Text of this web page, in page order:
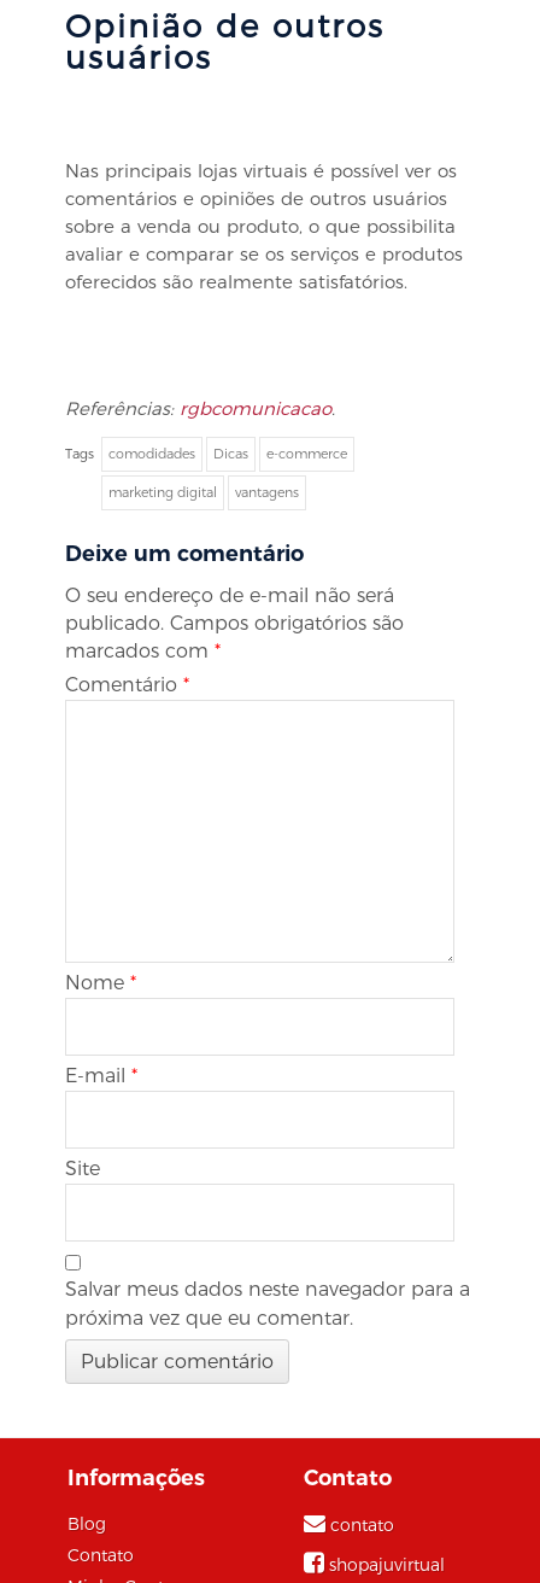
Opinião de outros
usuários
Nas principais lojas virtuais é possível ver os
comentários e opiniões de outros usuários
sobre a venda ou produto, o que possibilita
avaliar e comparar se os serviços e produtos
oferecidos são realmente satisfatórios.
Referências: rgbcomunicacao.
Tags comodidades Dicas e-commerce
marketing digital vantagens
Deixe um comentário
O seu endereço de e-mail não será
publicado. Campos obrigatórios são
marcados com *
Comentário *
Nome *
E-mail *
Site
Salvar meus dados neste navegador para a
próxima vez que eu comentar.
Informações
Blog
Contato
Contato
contato
shopajuvirtual